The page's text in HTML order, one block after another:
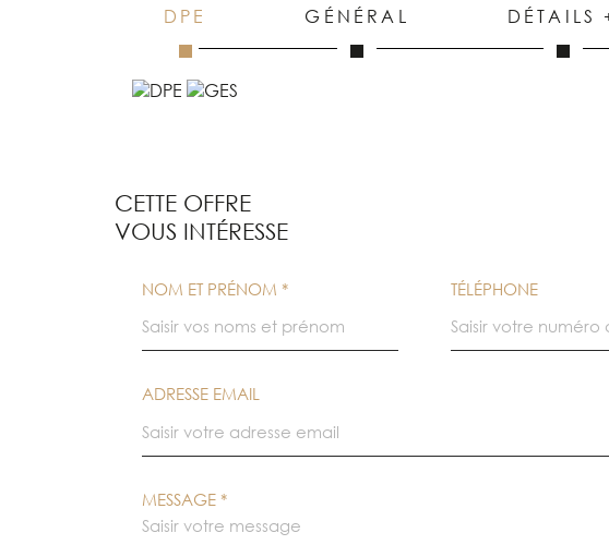
DPE GÉNÉRAL DÉTAILS
CETTE OFFRE
VOUS INTÉRESSE
NOM ET PRÉNOM * TÉLÉPHONE
ADRESSE EMAIL
MESSAGE *